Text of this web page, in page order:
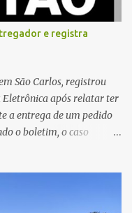
Gertrudes atenderam a
da perícia. Até a
sido preso. A Polícia
dos disparos e as
em anda...
e registra
São Carlos, registrou
Eletrônica após relatar ter
a entrega de um pedido
o boletim, o caso